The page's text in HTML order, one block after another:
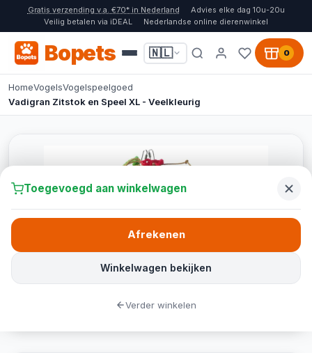
Gratis verzending v.a. €70* in Nederland
Advies elke dag 10u-20u
Veilig betalen via iDEAL
Nederlandse online dierenwinkel
Bopets 🇳🇱 0
HomeVogelsVogelspeelgoed
Vadigran Zitstok en Speel XL - Veelkleurig
Toegevoegd aan winkelwagen
Winkelwagen bekijken
Afrekenen
Verder winkelen